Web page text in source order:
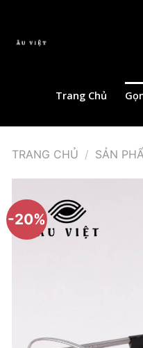
⚠️
qua
Trang Chủ
TRANG CHỦ / SẢN
-20%